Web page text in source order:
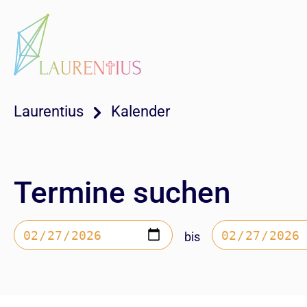
Laurentius Kalender
Termine suchen
bis